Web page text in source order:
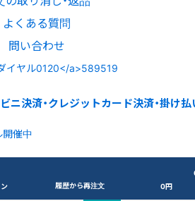
よくある質問
問い合わせ
催中
履歴から再注文
0円